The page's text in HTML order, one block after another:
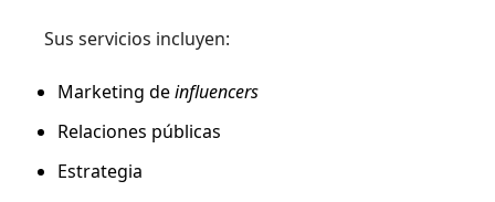
Sus servicios incluyen:
Marketing deinfluencers
Relaciones públicas
Estrategia